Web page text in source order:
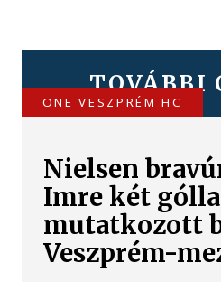
TOVÁBBI
ONE VESZPRÉM HC
Nielsen
Imre két
mutatkozott
Veszprém-